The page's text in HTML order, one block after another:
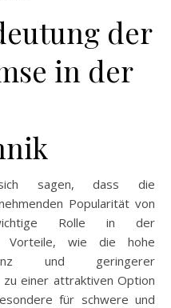
der
in der
sich sagen, dass die
Popularität von
Rolle in der
Vorteile, wie die hohe
und geringerer
zu einer attraktiven Option
für schwere und